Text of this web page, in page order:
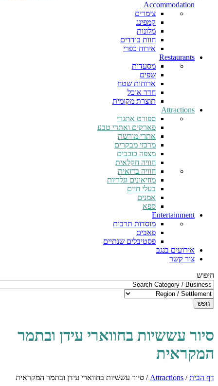
Accommodation
צימרים
קמפינג
מלונות
חוות בודדים
אירוח כפרי
Restaurants
מסעדות
שפים
ארוחות שטח
חדר אוכל
תוצרת מקומית
Attractions
ספורט אתגרי
פארקים ואתרי טבע
אתרי מורשת
מרכזי מבקרים
מצפה כוכבים
חוויה חקלאית
חוויה בדואית
מוזיאונים וגלריות
בעלי חיים
אמנים
ספא
Entertainment
מוסדות תרבות
פאבים
פסטיבלים שנתיים
אירועים בנגב
צור קשר
חיפוש
חפש
סיור עששיות בחווארי עידן ובתמר
המקראית
דף הבית/
Attractions
/ סיור עששיות בחווארי עידן ובתמר המקראית